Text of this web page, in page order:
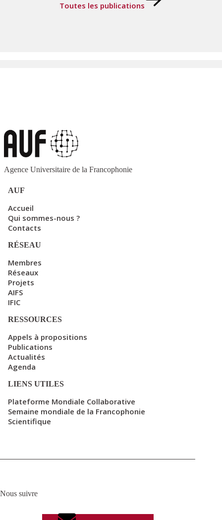
Toutes les publications
Agence Universitaire de la Francophonie
AUF
Accueil
Qui sommes-nous ?
Contacts
RÉSEAU
Membres
Réseaux
Projets
AIFS
IFIC
RESSOURCES
Appels à propositions
Publications
Actualités
Agenda
LIENS UTILES
Plateforme Mondiale Collaborative
Semaine mondiale de la Francophonie
Scientifique
Nous suivre